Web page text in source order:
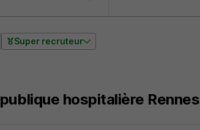
Super recruteur
hospitalière Rennes